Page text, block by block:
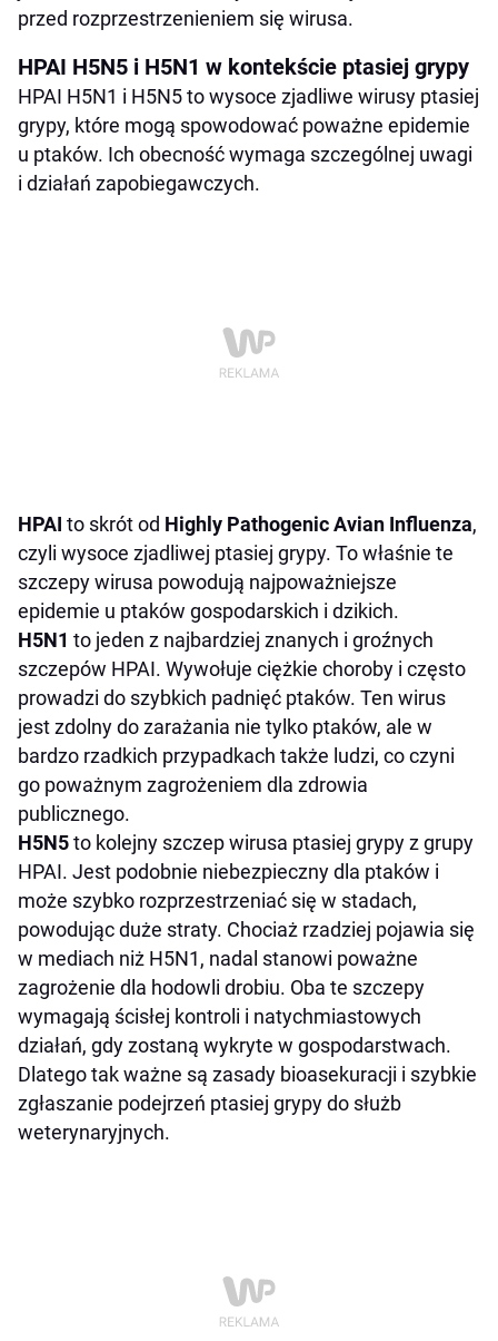
przed rozprzestrzenieniem się wirusa.
HPAI H5N5 i H5N1 w kontekście ptasiej grypy
HPAI H5N1 i H5N5 to wysoce zjadliwe wirusy ptasiej
grypy, które mogą spowodować poważne epidemie
u ptaków. Ich obecność wymaga szczególnej uwagi
i działań zapobiegawczych.
HPAI to skrót od Highly Pathogenic Avian Influenza,
czyli wysoce zjadliwej ptasiej grypy. To właśnie te
szczepy wirusa powodują najpoważniejsze
epidemie u ptaków gospodarskich i dzikich.
H5N1 to jeden z najbardziej znanych i groźnych
szczepów HPAI. Wywołuje ciężkie choroby i często
prowadzi do szybkich padnięć ptaków. Ten wirus
jest zdolny do zarażania nie tylko ptaków, ale w
bardzo rzadkich przypadkach także ludzi, co czyni
go poważnym zagrożeniem dla zdrowia
publicznego.
H5N5to kolejny szczep wirusa ptasiej grypy z grupy
HPAI. Jest podobnie niebezpieczny dla ptaków i
może szybko rozprzestrzeniać się w stadach,
powodując duże straty. Chociaż rzadziej pojawia się
w mediach niż H5N1, nadal stanowi poważne
zagrożenie dla hodowli drobiu. Oba te szczepy
wymagają ścisłej kontroli i natychmiastowych
działań, gdy zostaną wykryte w gospodarstwach.
Dlatego tak ważne są zasady bioasekuracji i szybkie
zgłaszanie podejrzeń ptasiej grypy do służb
weterynaryjnych.